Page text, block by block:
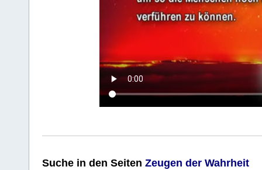
Suche in den Seiten Zeugen der Wahrheit